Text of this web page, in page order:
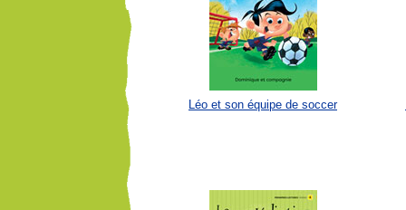
Léo et son équipe de soccer